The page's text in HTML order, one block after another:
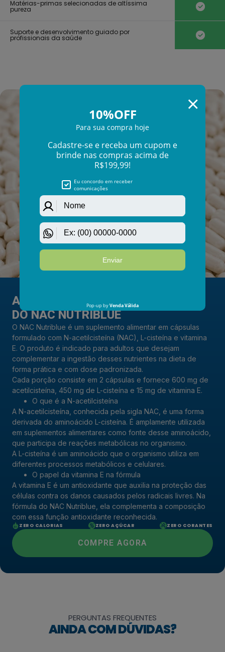
Matérias-primas selecionadas de altíssima
pureza
Suporte e desenvolvimento guiado por
profissionais da saúde
A CIÊNCIA POR TRÁS
DO NAC NUTRIBLUE
O NAC Nutriblue é um suplemento alimentar em cápsulas
formulado com N-acetilcisteína (NAC), L-cisteína e vitamina
E. O produto é indicado para adultos que desejam
complementar a ingestão desses nutrientes na dieta de
forma prática e com dose padronizada.
Cada porção consiste em 2 cápsulas e fornece 600 mg de
acetilcisteína, 450 mg de L-cisteína e 15 mg de vitamina E.
O que é a N-acetilcisteína
A N-acetilcisteína, conhecida pela sigla NAC, é uma forma
derivada do aminoácido L-cisteína. É amplamente utilizada
em suplementos alimentares como fonte desse aminoácido,
que participa de reações metabólicas no organismo.
A L-cisteína é um aminoácido que o organismo utiliza em
diferentes processos metabólicos e celulares.
O papel da vitamina E na fórmula
A vitamina E é um antioxidante que auxilia na proteção das
células contra os danos causados pelos radicais livres. Na
fórmula do NAC Nutriblue, ela complementa a composição
com essa função antioxidante reconhecida.
ZERO CALORIAS ZERO AÇÚCAR ZERO CORANTES
COMPRE AGORA
PERGUNTAS FREQUENTES
AINDA COM DÚVIDAS?